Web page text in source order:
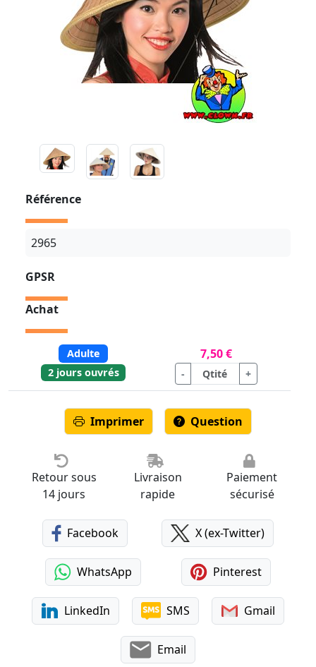
Référence
2965
GPSR
Achat
Adulte 7,50 €
2 jours ouvrés - +
Imprimer Question
Retour sous
14 jours
Livraison
rapide
Paiement
sécurisé
Facebook X (ex-Twitter)
WhatsApp Pinterest
LinkedIn SMS Gmail
Email